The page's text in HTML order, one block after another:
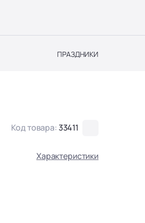
ПРАЗДНИКИ
Код товара:33411
Характеристики